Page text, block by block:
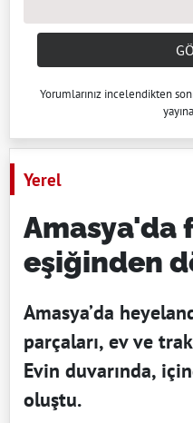
Yorumlarınız incelendikten
Yerel
Amasya'da
eşiğinden
Amasya’da
parçaları, ev ve
Evin duvarında,
oluştu.